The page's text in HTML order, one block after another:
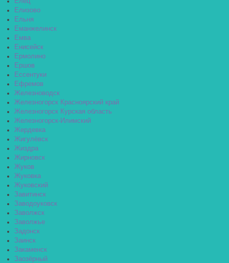
Елизово
Ельня
Еманжелинск
Емва
Енисейск
Ермолино
Ершов
Ессентуки
Ефремов
Железноводск
Железногорск Красноярский край
Железногорск Курская область
Железногорск-Илимский
Жердевка
Жигулёвск
Жиздра
Жирновск
Жуков
Жуковка
Жуковский
Завитинск
Заводоуковск
Заволжск
Заволжье
Задонск
Заинск
Закаменск
Заозёрный